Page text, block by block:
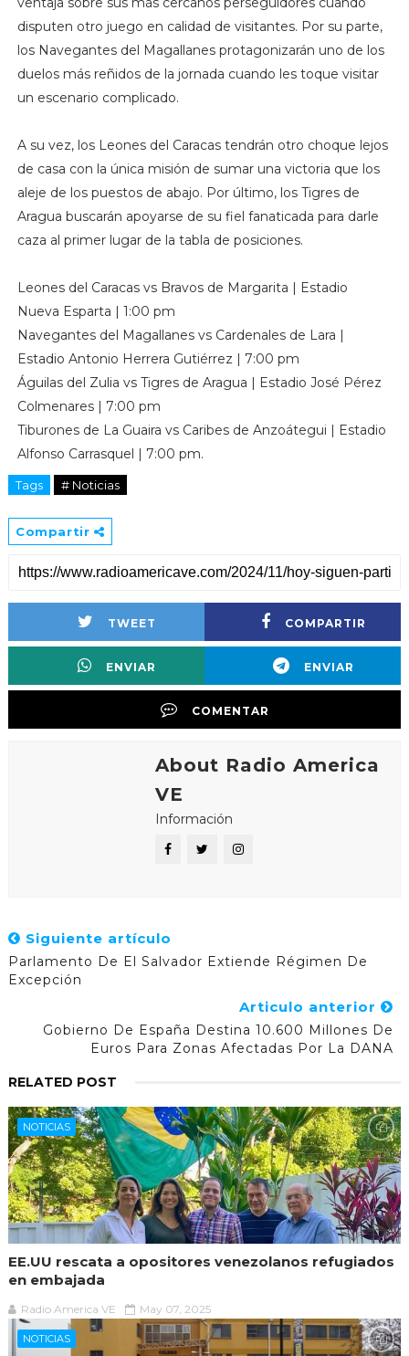
disputen otro juego en calidad de visitantes. Por su parte,
los Navegantes del Magallanes protagonizarán uno de los
duelos más reñidos de la jornada cuando les toque visitar
un escenario complicado.
A su vez, los Leones del Caracas tendrán otro choque lejos
de casa con la única misión de sumar una victoria que los
aleje de los puestos de abajo. Por último, los Tigres de
Aragua buscarán apoyarse de su fiel fanaticada para darle
caza al primer lugar de la tabla de posiciones.
Leones del Caracas vs Bravos de Margarita | Estadio
Nueva Esparta | 1:00 pm
Navegantes del Magallanes vs Cardenales de Lara |
Estadio Antonio Herrera Gutiérrez | 7:00 pm
Águilas del Zulia vs Tigres de Aragua | Estadio José Pérez
Colmenares | 7:00 pm
Tiburones de La Guaira vs Caribes de Anzoátegui | Estadio
Alfonso Carrasquel | 7:00 pm.
Tags # Noticias
Compartir
TWEET COMPARTIR
ENVIAR ENVIAR
COMENTAR
About Radio America
VE
Información
Siguiente artículo
Parlamento De El Salvador Extiende Régimen De
Excepción
Articulo anterior
Gobierno De España Destina 10.600 Millones De
Euros Para Zonas Afectadas Por La DANA
RELATED POST
NOTICIAS
EE.UU rescata a opositores venezolanos refugiados
en embajada
Radio America VE May 07, 2025
NOTICIAS